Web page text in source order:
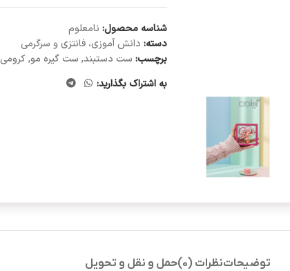
شناسه محصول: نامعلوم
دسته: دانش آموزی، فانتزی و سرگرمی
برچسب: ست دستبند, ست گیره مو,کرومی
به اشتراک بگذارید:
توضیحاتنظرات (0) حمل و نقل و تحویل